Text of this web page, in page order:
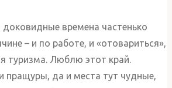
доковидные времена частенько
– и по работе, и «отовариться»,
туризма. Люблю этот край.
да и места тут чудные,